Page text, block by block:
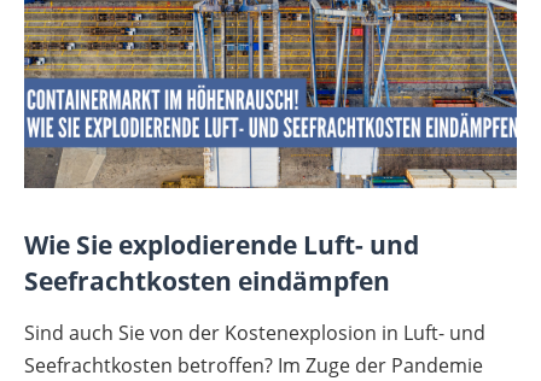
Wie Sie explodierende Luft- und
Seefrachtkosten eindämpfen
Sind auch Sie von der Kostenexplosion in Luft- und
Seefrachtkosten betroffen? Im Zuge der Pandemie